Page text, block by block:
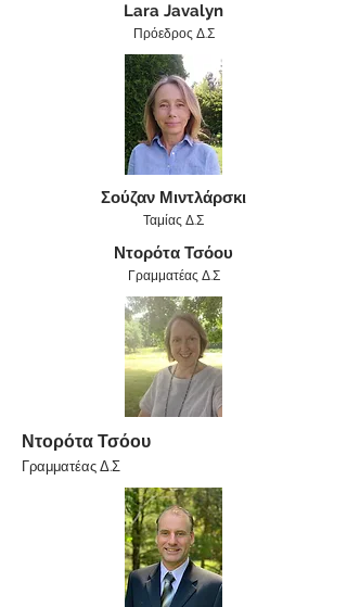
Lara Javalyn
Πρόεδρος Δ.Σ
Σούζαν Μιντλάρσκι
Ταμίας Δ.Σ
Ντορότα Τσόου
Γραμματέας Δ.Σ
Ντορότα Τσόου
Γραμματέας Δ.Σ